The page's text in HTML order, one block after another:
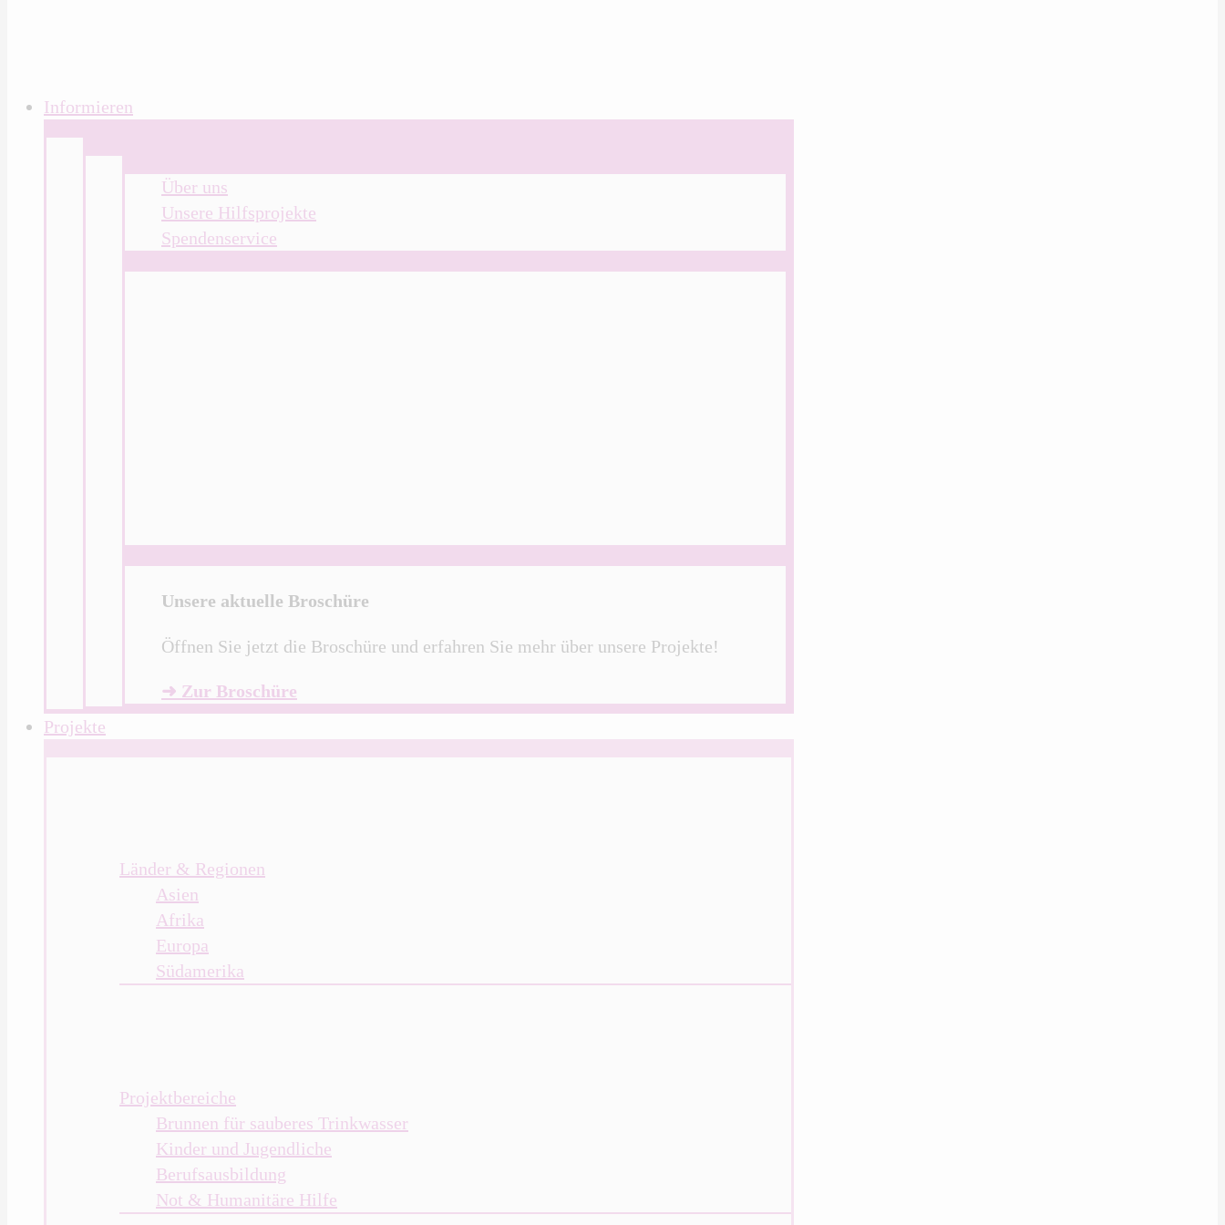
Informieren
Über uns
Unsere Hilfsprojekte
Spendenservice
Unsere aktuelle Broschüre
Öffnen Sie jetzt die Broschüre und erfahren Sie mehr über unsere Projekte!
➜ Zur Broschüre
Projekte
Länder & Regionen
Asien
Afrika
Europa
Südamerika
Projektbereiche
Brunnen für sauberes Trinkwasser
Kinder und Jugendliche
Berufsausbildung
Not & Humanitäre Hilfe